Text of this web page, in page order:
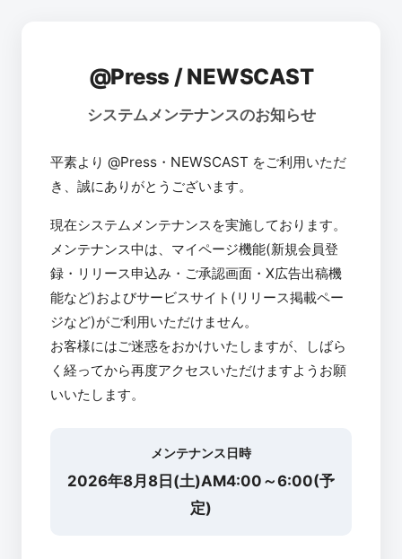
@Press / NEWSCAST
システムメンテナンスのお知らせ
平素より @Press・NEWSCAST をご利用いただ
き、誠にありがとうございます。
現在システムメンテナンスを実施しております。
メンテナンス中は、マイページ機能(新規会員登
録・リリース申込み・ご承認画面・X広告出稿機
能など)およびサービスサイト(リリース掲載ペー
ジなど)がご利用いただけません。
お客様にはご迷惑をおかけいたしますが、しばら
く経ってから再度アクセスいただけますようお願
いいたします。
メンテナンス日時
2026年8月8日(土)AM4:00～6:00(予
定)